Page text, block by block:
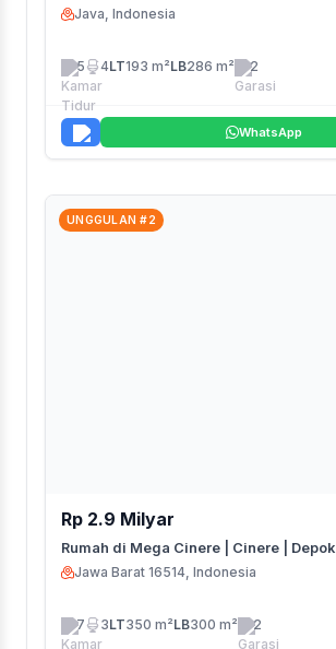
Java, Indonesia
5 4LT193 m²LB286 m² 2
WhatsApp
UNGGULAN #2
Rp 2.9 Milyar
Rumah di Mega Cinere | Cinere | Depok
Jawa Barat 16514, Indonesia
7 3LT350 m²LB300 m² 2